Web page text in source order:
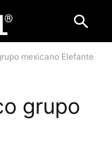
mexicano Elefante
grupo